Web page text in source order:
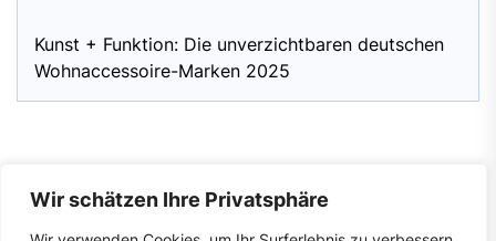
Wir schätzen Ihre Privatsphäre
Kunst + Funktion: Die unverzichtbaren deutschen
Wohnaccessoire-Marken 2025
Impressum|Datenschutzerklärung